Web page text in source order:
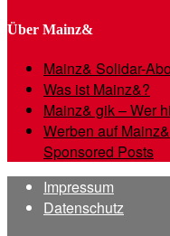
Über Mainz&
Mainz& Solidar-
Was ist Mainz&?
Mainz& gik – Wer
Werben auf
Sponsored Posts
Impressum
Datenschutz